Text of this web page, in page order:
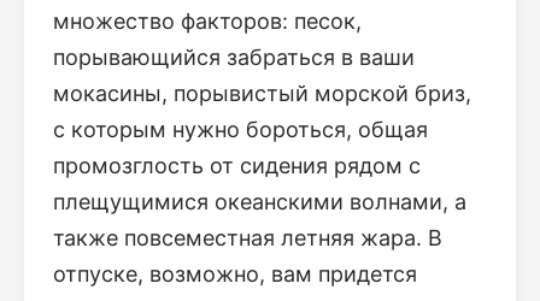
множество факторов: песок,
порывающийся забраться в ваши
мокасины, порывистый морской бриз,
с которым нужно бороться, общая
промозглость от сидения рядом с
плещущимися океанскими волнами, а
также повсеместная летняя жара. В
отпуске, возможно, вам придется